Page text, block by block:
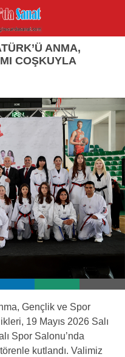
ANMA,
COŞKUYLA
Gençlik ve Spor
19 Mayıs 2026 Salı
Spor Salonu’nda
kutlandı. Valimiz